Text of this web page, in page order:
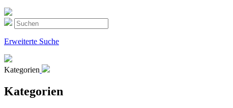
Erweiterte Suche
Kategorien
Kategorien